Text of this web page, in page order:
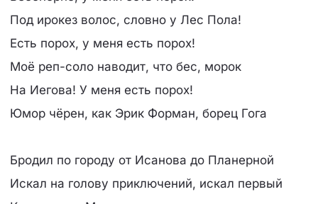
Под ирокез волос, словно у Лес Пола!
Есть порох, у меня есть порох!
Моё реп-соло наводит, что бес, морок
На Иегова! У меня есть порох!
Юмор чёрен, как Эрик Форман, борец Гога
Бродил по городу от Исанова до Планерной
Искал на голову приключений, искал первый